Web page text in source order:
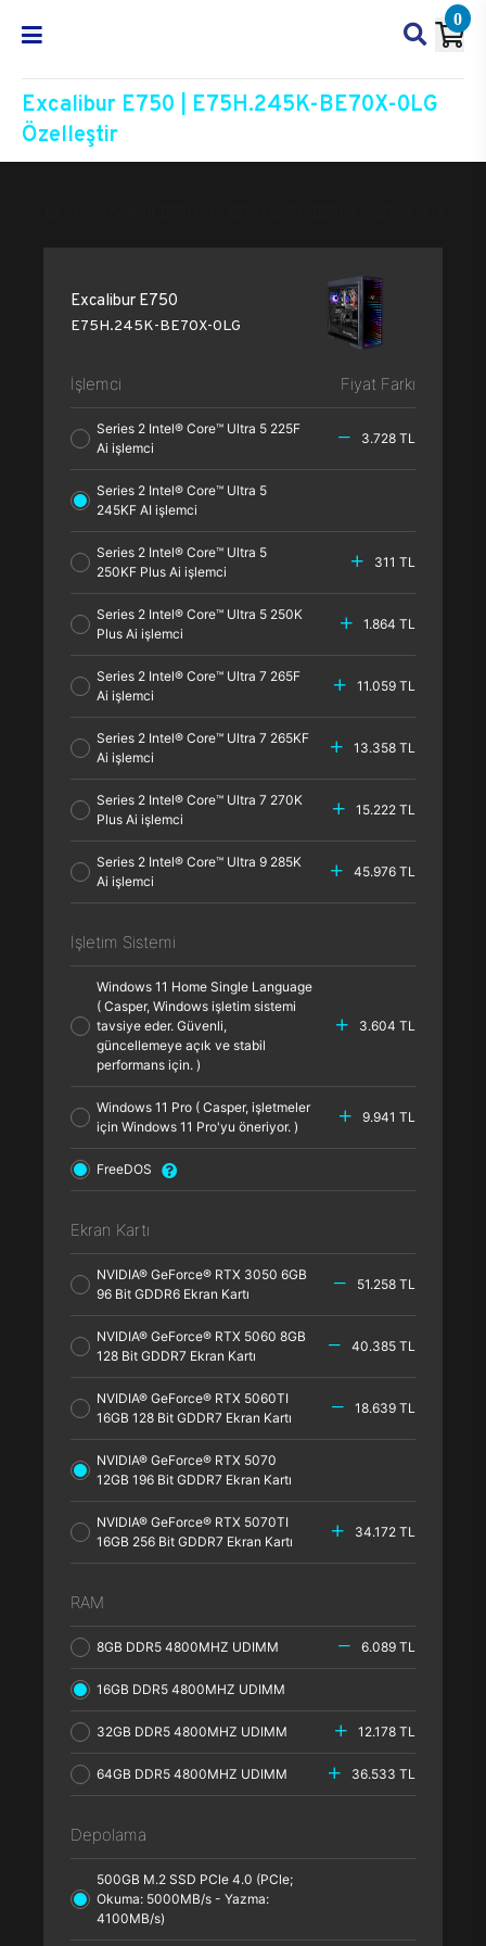
0
Excalibur E750 | E75H.245K-BE70X-0LG
Özelleştir
Excalibur E750
E75H.245K-BE70X-0LG
İşlemci Fiyat Farkı
Series 2 Intel® Core™ Ultra 5 225F
Ai işlemci
3.728 TL
Series 2 Intel® Core™ Ultra 5
245KF AI işlemci
Series 2 Intel® Core™ Ultra 5
250KF Plus Ai işlemci
311 TL
Series 2 Intel® Core™ Ultra 5 250K
Plus Ai işlemci
1.864 TL
Series 2 Intel® Core™ Ultra 7 265F
Ai işlemci
11.059 TL
Series 2 Intel® Core™ Ultra 7 265KF
Ai işlemci
13.358 TL
Series 2 Intel® Core™ Ultra 7 270K
Plus Ai işlemci
15.222 TL
Series 2 Intel® Core™ Ultra 9 285K
Ai işlemci
45.976 TL
İşletim Sistemi
Windows 11 Home Single Language
( Casper, Windows işletim sistemi
tavsiye eder. Güvenli,
güncellemeye açık ve stabil
performans için. )
3.604 TL
Windows 11 Pro ( Casper, işletmeler
için Windows 11 Pro'yu öneriyor. )
9.941 TL
FreeDOS
Ekran Kartı
NVIDIA® GeForce® RTX 3050 6GB
96 Bit GDDR6 Ekran Kartı
51.258 TL
NVIDIA® GeForce® RTX 5060 8GB
128 Bit GDDR7 Ekran Kartı
40.385 TL
NVIDIA® GeForce® RTX 5060TI
16GB 128 Bit GDDR7 Ekran Kartı
18.639 TL
NVIDIA® GeForce® RTX 5070
12GB 196 Bit GDDR7 Ekran Kartı
NVIDIA® GeForce® RTX 5070TI
16GB 256 Bit GDDR7 Ekran Kartı
34.172 TL
RAM
8GB DDR5 4800MHZ UDIMM 6.089 TL
16GB DDR5 4800MHZ UDIMM
32GB DDR5 4800MHZ UDIMM 12.178 TL
64GB DDR5 4800MHZ UDIMM 36.533 TL
Depolama
500GB M.2 SSD PCle 4.0 (PCle;
Okuma: 5000MB/s - Yazma:
4100MB/s)